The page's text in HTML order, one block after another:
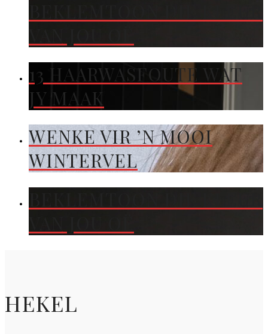
13 HAARWASFOUTE WAT
JY MAAK
WENKE VIR ’N MOOI
WINTERVEL
HEKEL